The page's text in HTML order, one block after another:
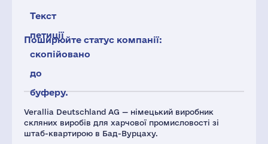
Verallia Deutschland AG — німецький виробник
скляних виробів для харчової промисловості зі
штаб-квартирою в Бад-Вурцаху.
Текст
петиції
скопійовано
до
буферу.
Поширюйте статус компанії: